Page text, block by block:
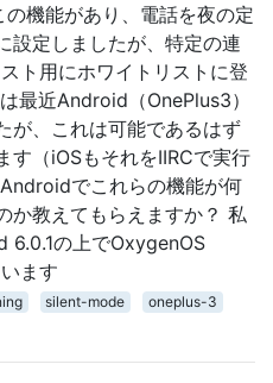
機能があり、電話を夜の定
設定しましたが、特定の連
ト用にホワイトリストに登
最近Android（OnePlus3）
が、これは可能であるはず
す（iOSもそれをIIRCで実行
でこれらの機能が何
か教えてもらえますか？ 私
6.0.1の上でOxygenOS
ます
silent-mode
oneplus-3